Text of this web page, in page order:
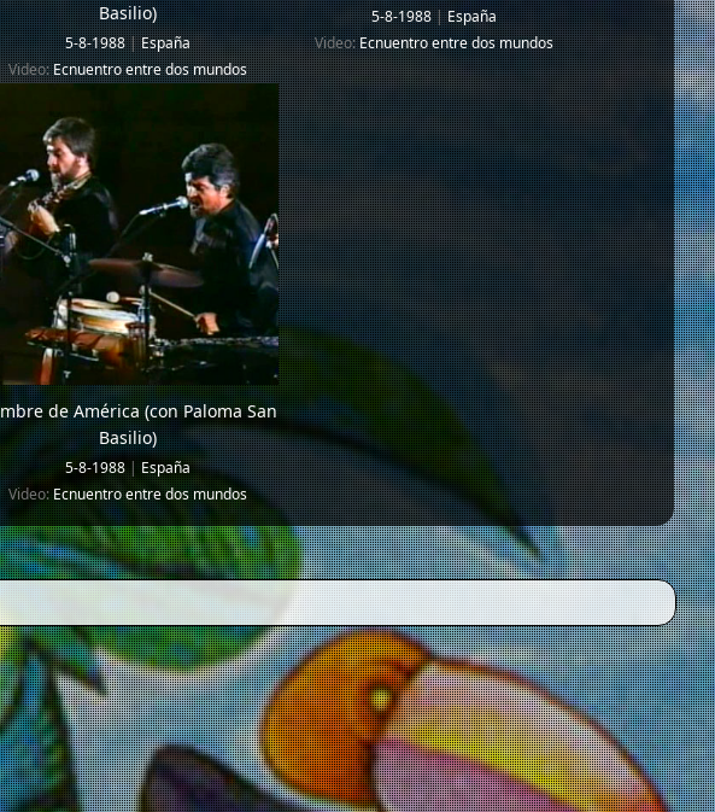
Basilio)
5-8-1988|España
Video:Ecnuentro entre dos mundos
5-8-1988|España
Video:Ecnuentro entre dos mundos
de América (con Paloma San
Basilio)
5-8-1988| España
Video:Ecnuentro entre dos mundos